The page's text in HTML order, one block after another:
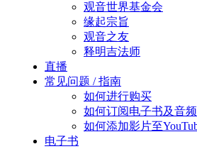
观音世界基金会
缘起宗旨
观音之友
释明吉法师
直播
常见问题 / 指南
如何进行购买
如何订阅电子书及音频
如何添加影片至
电子书